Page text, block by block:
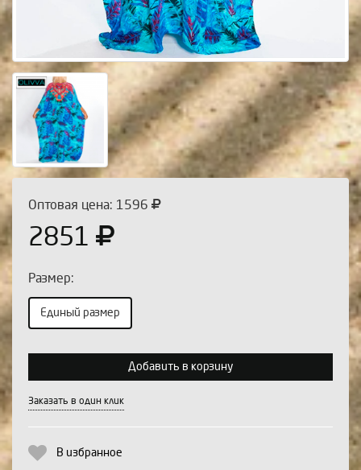
Оптовая цена: 1596
2851
Размер:
Единый размер
Выберите количество:
Продолжить Отмена
Добавить в корзину
Заказать в один клик
В избранное